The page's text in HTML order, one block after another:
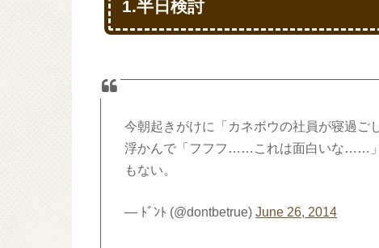
1.半日検討
今朝起きがけに「カネボウの社員が寝過
浮かんで「フフフ……これは面白いな……」
もない。
— ﾄﾞﾝﾄ (@dontbetrue)June 26, 2014